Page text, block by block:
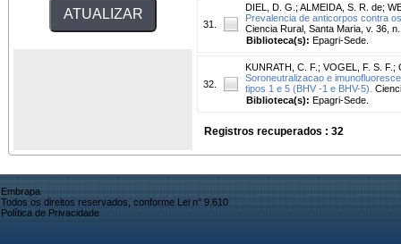
31.
DIEL, D. G. ; ALMEIDA, S. R. de;
Prevalencia de anticorpos contra
Ciencia Rural, Santa Maria, v. 36,
Biblioteca(s): Epagri-Sede.
32.
KUNRATH, C. F. ; VOGEL, F. S. F. ;
Soroneutralizacao e
tipos 1 e 5 (BHV -1 e BHV-5).
Biblioteca(s): Epagri-Sede.
Registros recuperados : 32
Embrapa
Todos os direitos reservados, conforme Lei n° 9.610
Política de Privacidade